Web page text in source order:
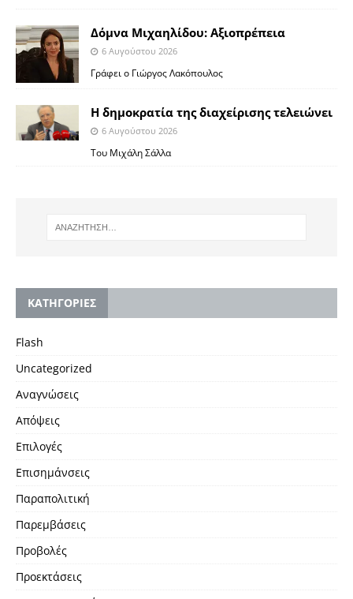
Δόμνα Μιχαηλίδου: Αξιοπρέπεια
6 Αυγούστου 2026
Γράφει ο Γιώργος Λακόπουλος
Η δημοκρατία της διαχείρισης τελειώνει
6 Αυγούστου 2026
Του Μιχάλη Σάλλα
KΑΤΗΓΟΡΙΕΣ
Flash
Uncategorized
Αναγνώσεις
Απόψεις
Επιλογές
Επισημάνσεις
Παραπολιτική
Παρεμβάσεις
Προβολές
Προεκτάσεις